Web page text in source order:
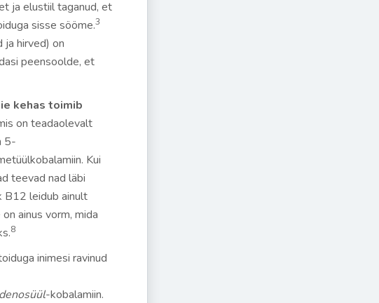
ja elustiil taganud, et
sisse sööme.3
ja hirved) on
peensoolde, et
kehas toimib
on teadaolevalt
5-
Kui
teevad nad läbi
B12 leidub ainult
ainus vorm, mida
8
inimesi ravinud
-kobalamiin.